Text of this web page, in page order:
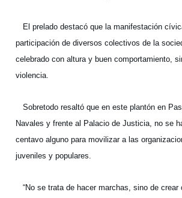
El prelado destacó que la manifestación
participación de diversos colectivos de la
celebrado con altura y buen comportamiento,
violencia.
Sobretodo resaltó que en este plantón en
Navales y frente al Palacio de Justicia, no se
centavo alguno para movilizar a las
juveniles y populares.
“No se trata de hacer marchas, sino de crear